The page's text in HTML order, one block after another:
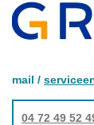
mail /
04 72 49 52